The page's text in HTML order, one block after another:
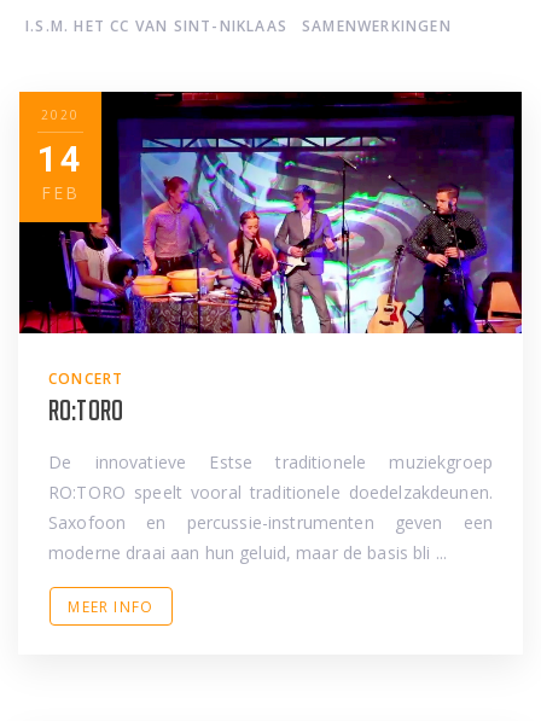
I.S.M. HET CC VAN SINT-NIKLAAS SAMENWERKINGEN
2020
14
FEB
CONCERT
RO:TORO
De innovatieve Estse traditionele muziekgroep
RO:TORO speelt vooral traditionele doedelzakdeunen.
Saxofoon en percussie-instrumenten geven een
moderne draai aan hun geluid, maar de basis bli ...
MEER INFO